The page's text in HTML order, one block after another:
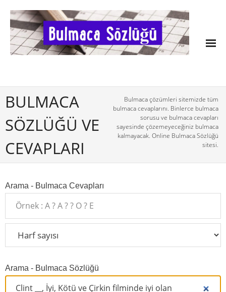
BULMACA
SÖZLÜĞÜ VE
CEVAPLARI
Bulmaca çözümleri sitemizde tüm
bulmaca cevaplarını. Binlerce bulmaca
sorusu ve bulmaca cevapları
sayesinde çözemeyeceğiniz bulmaca
kalmayacak. Online Bulmaca Sözlüğü
sitesi.
Arama - Bulmaca Cevapları
Arama - Bulmaca Sözlüğü